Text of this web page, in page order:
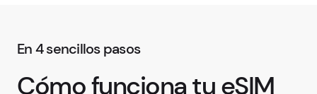
En 4 sencillos pasos
Cómo funciona tu eSIM